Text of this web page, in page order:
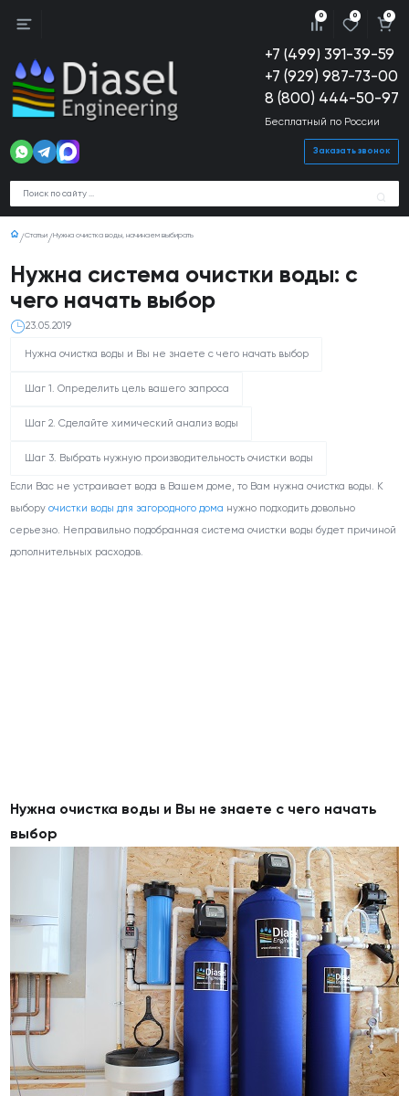
+7 (499) 391-39-59
+7 (929) 987-73-00
8 (800) 444-50-97
Бесплатный по России
Заказать звонок
0 0 0
Статьи Нужна очистка воды, начинаем выбирать
Нужна система очистки воды: с
чего начать выбор
23.05.2019
Нужна очистка воды и Вы не знаете с чего начать выбор
Шаг 1. Определить цель вашего запроса
Шаг 2. Сделайте химический анализ воды
Шаг 3. Выбрать нужную производительность очистки воды
Если Вас не устраивает вода в Вашем доме, то Вам нужна очистка воды. К
выборуочистки воды для загородного дома нужно подходить довольно
серьезно. Неправильно подобранная система очистки воды будет причиной
дополнительных расходов.
Нужна очистка воды и Вы не знаете с чего начать
выбор